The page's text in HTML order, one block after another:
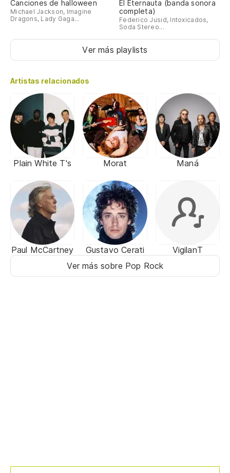
Canciones de halloween
Michael Jackson, Imagine
Dragons, Lady Gaga...
El Eternauta (banda sonora
completa)
Federico Jusid, Intoxicados,
Soda Stereo...
Ver más playlists
Artistas relacionados
Plain White T's Morat Maná
Paul McCartney Gustavo Cerati
VigilanT
Ver más sobre Pop Rock